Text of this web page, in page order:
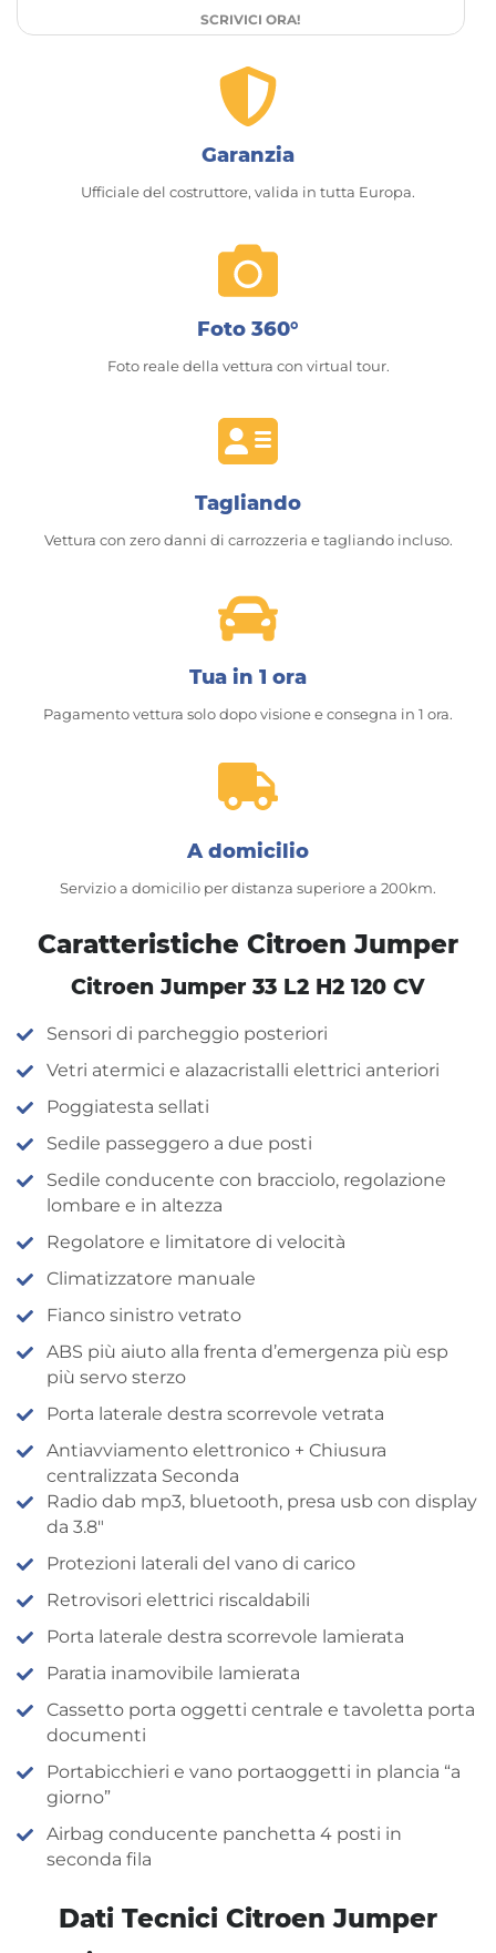
SCRIVICI ORA!
Garanzia
Ufficiale del costruttore, valida in tutta Europa.
Foto 360°
Foto reale della vettura con virtual tour.
Tagliando
Vettura con zero danni di carrozzeria e tagliando incluso.
Tua in 1 ora
Pagamento vettura solo dopo visione e consegna in 1 ora.
A domicilio
Servizio a domicilio per distanza superiore a 200km.
Caratteristiche Citroen Jumper
Citroen Jumper 33 L2 H2 120 CV
Sensori di parcheggio posteriori
Vetri atermici e alazacristalli elettrici anteriori
Poggiatesta sellati
Sedile passeggero a due posti
Sedile conducente con bracciolo, regolazione
lombare e in altezza
Regolatore e limitatore di velocità
Climatizzatore manuale
Fianco sinistro vetrato
ABS più aiuto alla frenta d’emergenza più esp
più servo sterzo
Porta laterale destra scorrevole vetrata
Antiavviamento elettronico + Chiusura
centralizzata Seconda
Radio dab mp3, bluetooth, presa usb con display
da 3.8″
Protezioni laterali del vano di carico
Retrovisori elettrici riscaldabili
Porta laterale destra scorrevole lamierata
Paratia inamovibile lamierata
Cassetto porta oggetti centrale e tavoletta porta
documenti
Portabicchieri e vano portaoggetti in plancia “a
giorno”
Airbag conducente panchetta 4 posti in
seconda fila
Dati Tecnici Citroen Jumper